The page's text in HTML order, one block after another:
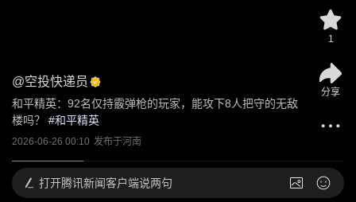
@空投快递员
和平精英：92名仅持霰弹枪的玩家，能攻下8人把守的无敌
楼吗？
#和平精英
2026-06-26 00:10 发布于河南
1
分享
打开腾讯新闻客户端说两句